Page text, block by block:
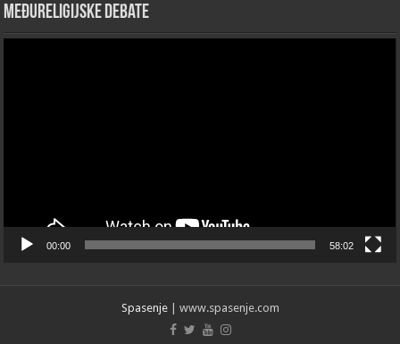
Međureligijske debate
00:00 58:02
Spasenje| www.spasenje.com